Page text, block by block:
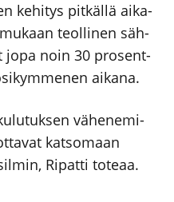
kehi­tys pit­käl­lä aika­
teol­li­nen säh­
jopa noin 30 pro­sent­
aika­na.
vähe­ne­mi­
kat­so­maan
Ripat­ti tote­aa.